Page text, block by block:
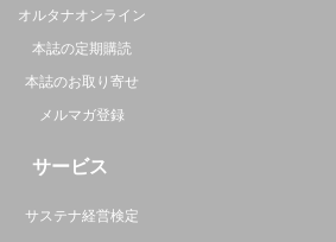
オルタナオンライン
本誌の定期購読
本誌のお取り寄せ
メルマガ登録
サービス
サステナ経営検定